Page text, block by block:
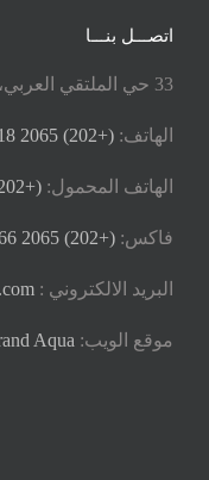
اتصـــل بنـــا
33 حي الملتقي العربي، مساكن شيراتون، القاهرة ، مصــر.
الهاتف: (+202) 2065 0018
الهاتف المحمول: (+202) 01203333649
فاكس: (+202) 2065 0066
البريد الالكتروني :
موقع الويب: Aqua